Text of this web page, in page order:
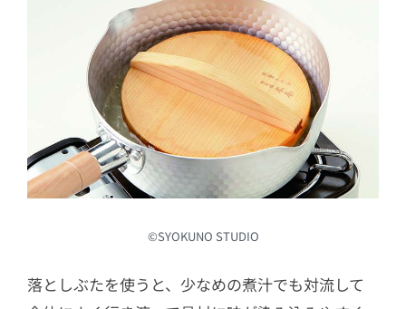
©︎SYOKUNO STUDIO
落としぶたを使うと、少なめの煮汁でも対流して